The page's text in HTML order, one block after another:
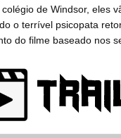
de Windsor, eles
o terrível psicopata
do filme baseado nos